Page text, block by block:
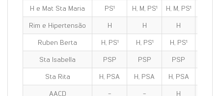
H e Mat Sta Maria
PS¹ H, M, PS¹ H, M, PS¹
Rim e Hipertensão
H H H
Ruben Berta
H, PS¹ H, PS¹ H, PS¹
Sta Isabella
PSP PSP PSP
Sta Rita
H, PSA H, PSA H, PSA
AACD
- - H